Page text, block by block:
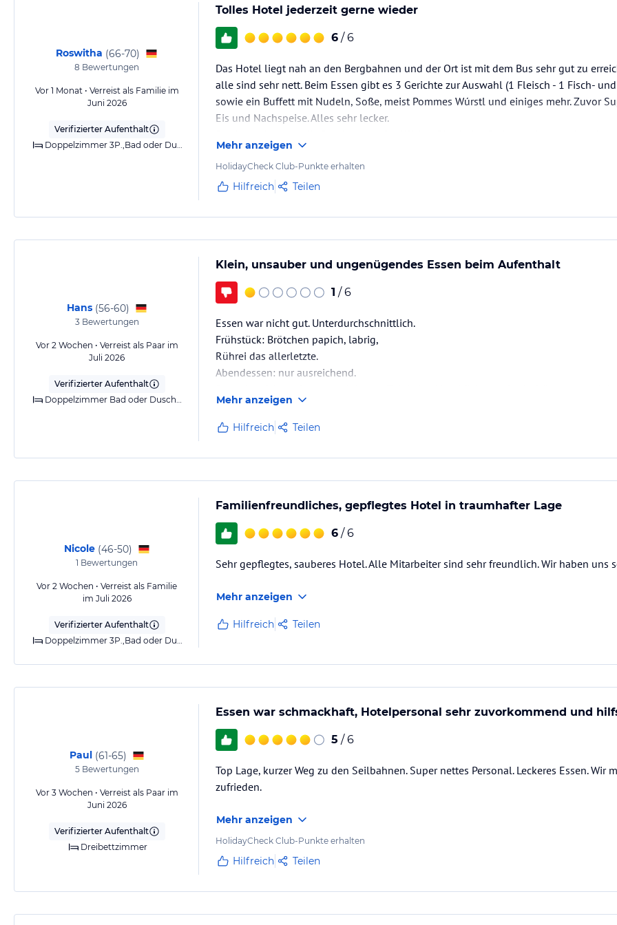
Roswitha (66-70)
8 Bewertungen
Vor 1 Monat • Verreist als Familie im
Juni 2026
Verifizierter Aufenthalt
Doppelzimmer 3P.,Bad oder Dusche,Balkon o. Terrasse
Tolles Hotel jederzeit gerne wieder
6 / 6
Das Hotel liegt nah an den Bergbahnen und der Ort ist mit dem Bus sehr gut zu
alle sind sehr nett. Beim Essen gibt es 3 Gerichte zur Auswahl (1 Fleisch - 1 Fisch-
sowie ein Buffett mit Nudeln, Soße, meist Pommes Wúrstl und einiges mehr. Zuvor
Eis und Nachspeise. Alles sehr lecker.
Das Bad ist suuuper…
Mehr anzeigen
HolidayCheck Club-Punkte erhalten
Hilfreich Teilen
Hans (56-60)
3Bewertungen
Vor 2 Wochen • Verreist als Paar im
Juli 2026
Verifizierter Aufenthalt
Doppelzimmer Bad oder Dusche Balkon o. Terrasse
Klein, unsauber und ungenügendes Essen beim Aufenthalt
1 / 6
Essen war nicht gut. Unterdurchschnittlich.
Frühstück: Brötchen papich, labrig,
Rührei das allerletzte.
Abendessen: nur ausreichend.
Das DZ das wir bekommen haben war so eng und klein und unsauber, dass wir nach
Stress dann doch ein anderes kekommen haben. Umziehen nach einem Tag im
Mehr anzeigen
Hilfreich Teilen
Nicole (46-50)
1 Bewertungen
Vor 2 Wochen • Verreist als Familie
im Juli 2026
Verifizierter Aufenthalt
Doppelzimmer 3P.,Bad oder Dusche,Balkon o. Terrasse
Familienfreundliches, gepflegtes Hotel in traumhafter Lage
6 / 6
Sehr gepflegtes, sauberes Hotel. Alle Mitarbeiter sind sehr freundlich. Wir haben uns
Mehr anzeigen
Hilfreich Teilen
Paul (61-65)
5Bewertungen
Vor 3 Wochen • Verreist als Paar im
Juni 2026
Verifizierter Aufenthalt
Dreibettzimmer
Essen war schmackhaft, Hotelpersonal sehr zuvorkommend und
5 / 6
Top Lage, kurzer Weg zu den Seilbahnen. Super nettes Personal. Leckeres Essen. Wir
zufrieden.
Mehr anzeigen
HolidayCheck Club-Punkte erhalten
Hilfreich Teilen